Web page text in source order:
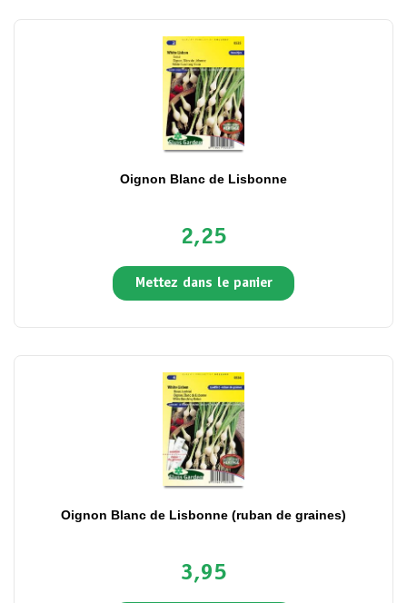
Oignon Blanc de Lisbonne
2,25
Mettez dans le panier
Oignon Blanc de Lisbonne (ruban de graines)
3,95